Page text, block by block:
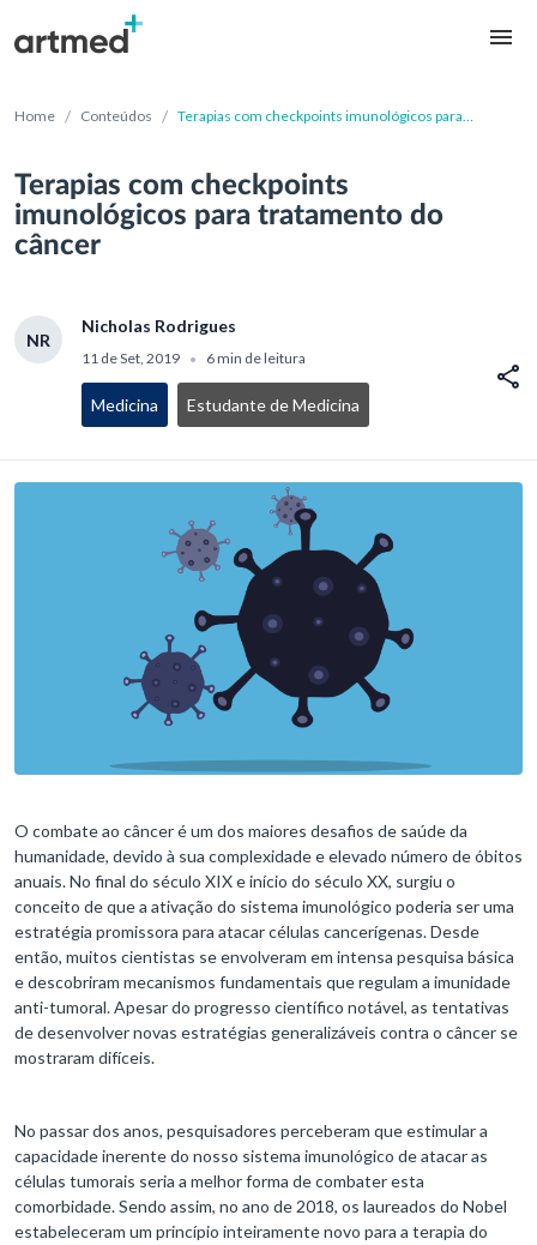
Home / Conteúdos / Terapias com checkpoints imunológicos para
Terapias com checkpoints
imunológicos para tratamento do
câncer
NR
Nicholas Rodrigues
11 de Set, 2019 • 6 min de leitura
Medicina Estudante de Medicina
O combate ao câncer é um dos maiores desafios de saúde da
humanidade, devido à sua complexidade e elevado número de óbitos
anuais. No final do século XIX e início do século XX, surgiu o
conceito de que a ativação do sistema imunológico poderia ser uma
estratégia promissora para atacar células cancerígenas. Desde
então, muitos cientistas se envolveram em intensa pesquisa básica
e descobriram mecanismos fundamentais que regulam a imunidade
anti-tumoral. Apesar do progresso científico notável, as tentativas
de desenvolver novas estratégias generalizáveis ​​contra o câncer se
mostraram difíceis.
No passar dos anos, pesquisadores perceberam que estimular a
capacidade inerente do nosso sistema imunológico de atacar as
células tumorais seria a melhor forma de combater esta
comorbidade. Sendo assim, no ano de 2018, os laureados do Nobel
estabeleceram um princípio inteiramente novo para a terapia do